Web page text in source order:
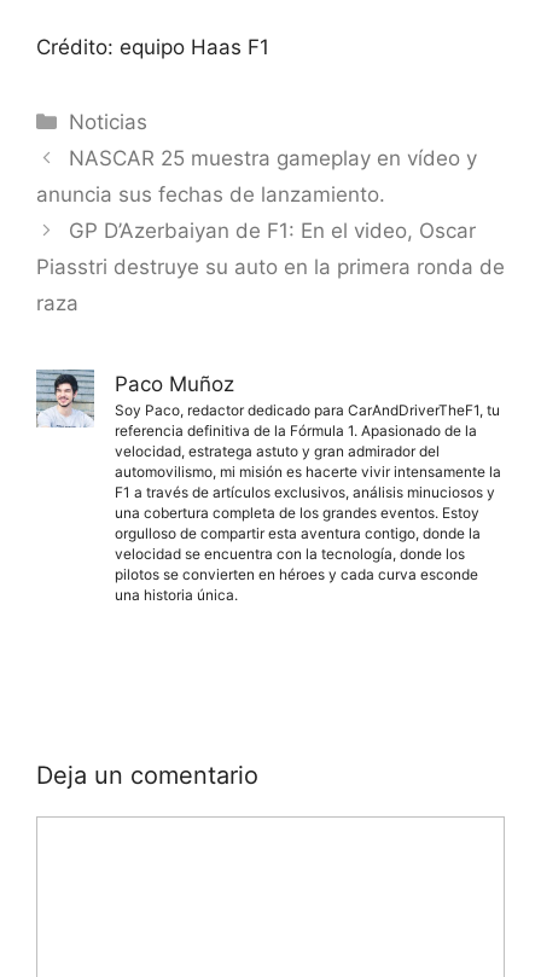
Crédito: equipo Haas F1
Categorías
Noticias
NASCAR 25 muestra gameplay en vídeo y
anuncia sus fechas de lanzamiento.
GP D’Azerbaiyan de F1: En el video, Oscar
Piasstri destruye su auto en la primera ronda de
raza
Paco Muñoz
Soy Paco, redactor dedicado para CarAndDriverTheF1, tu
referencia definitiva de la Fórmula 1. Apasionado de la
velocidad, estratega astuto y gran admirador del
automovilismo, mi misión es hacerte vivir intensamente la
F1 a través de artículos exclusivos, análisis minuciosos y
una cobertura completa de los grandes eventos. Estoy
orgulloso de compartir esta aventura contigo, donde la
velocidad se encuentra con la tecnología, donde los
pilotos se convierten en héroes y cada curva esconde
una historia única.
Deja un comentario